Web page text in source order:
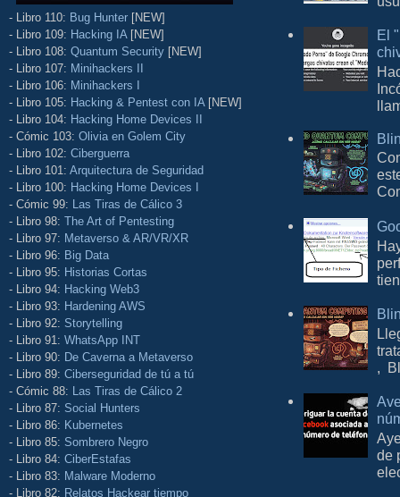
- Libro 110: Bug Hunter [NEW]
- Libro 109: Hacking IA [NEW]
- Libro 108: Quantum Security [NEW]
- Libro 107: Minihackers II
- Libro 106: Minihackers I
- Libro 105: Hacking & Pentest con IA [NEW]
- Libro 104: Hacking Home Devices II
- Cómic 103: Olivia en Golem City
- Libro 102: Ciberguerra
- Libro 101: Arquitectura de Seguridad
- Libro 100: Hacking Home Devices I
- Cómic 99: Las Tiras de Cálico 3
- Libro 98: The Art of Pentesting
- Libro 97: Metaverso & AR/VR/XR
- Libro 96: Big Data
- Libro 95: Historias Cortas
- Libro 94: Hacking Web3
- Libro 93: Hardening AWS
- Libro 92: Storytelling
- Libro 91: WhatsApp INT
- Libro 90: De Caverna a Metaverso
- Libro 89: Ciberseguridad de tú a tú
- Cómic 88: Las Tiras de Cálico 2
- Libro 87: Social Hunters
- Libro 86: Kubernetes
- Libro 85: Sombrero Negro
- Libro 84: CiberEstafas
- Libro 83: Malware Moderno
- Libro 82: Relatos Hackear tiempo
El
,
de